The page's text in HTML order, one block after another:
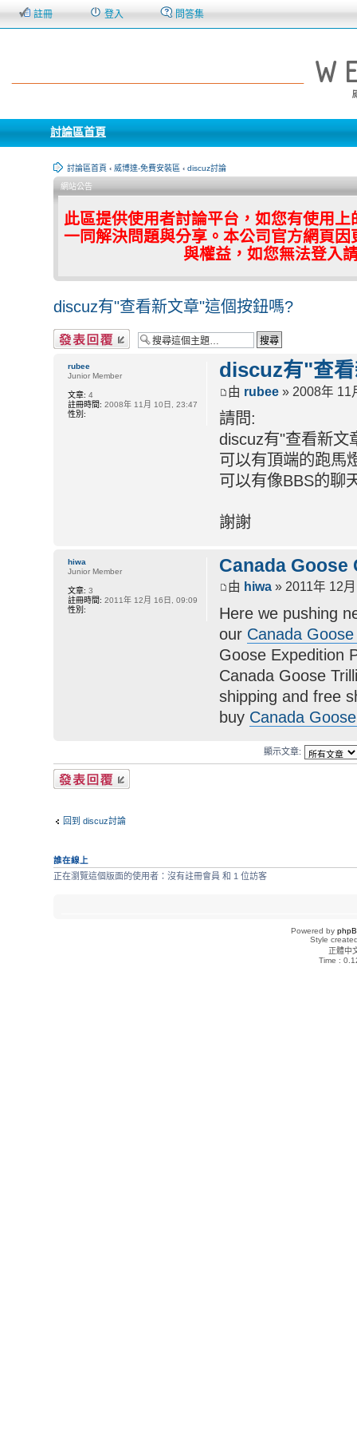
註冊 登入 問答集
討論區首頁
討論區首頁 ‹ 威博達-免費安裝區 ‹ discuz討論
網站公告
此區提供使用者討論平台，如您有使用
一同解決問題與分享。本公司官方網頁
與權益，如您無法登入
discuz有"查看新文章"這個按鈕嗎?
發表回覆
discuz有"查
由 rubee » 2008年 11
請問:
discuz有"查看新文
可以有頂端的跑馬
可以有像BBS的聊
謝謝
rubee
Junior Member
文章: 4
註冊時間: 2008年 11月 10日, 23:47
性別:
Canada Goose
由 hiwa » 2011年 12
Here we pushing
our Canada
Goose Expedition
Canada Goose
shipping and free
buy Canada
hiwa
Junior Member
文章: 3
註冊時間: 2011年 12月 16日, 09:09
性別:
顯示文章:
發表回覆
回到 discuz討論
誰在線上
正在瀏覽這個版面的使用者：沒有註冊會員 和 1 位訪客
Powered by
Style
正體中
Time :